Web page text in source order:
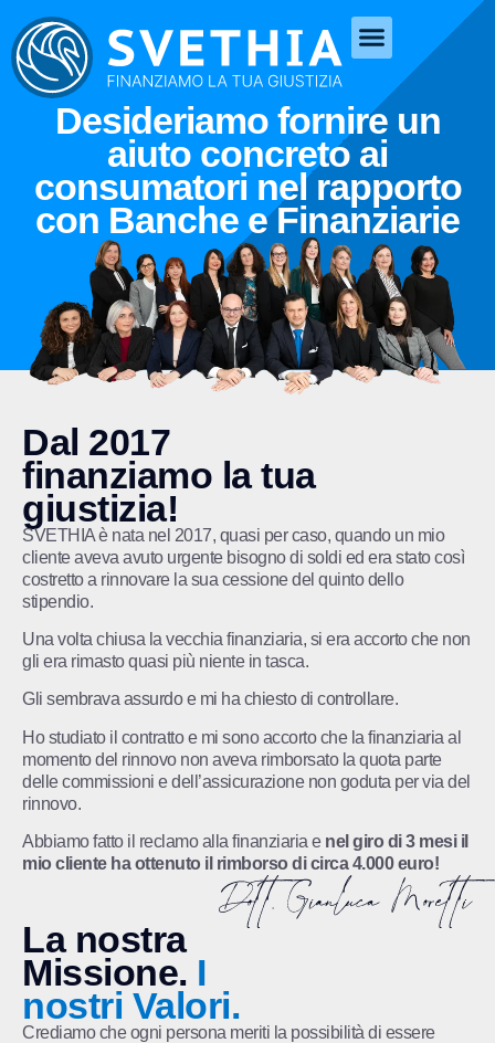
Desideriamo fornire un
aiuto concreto ai
consumatori nel rapporto
con Banche e Finanziarie
Dal 2017
finanziamo la tua
giustizia!
SVETHIA è nata nel 2017, quasi per caso, quando un mio
cliente aveva avuto urgente bisogno di soldi ed era stato così
costretto a rinnovare la sua cessione del quinto dello
stipendio.
Una volta chiusa la vecchia finanziaria, si era accorto che non
gli era rimasto quasi più niente in tasca.
Gli sembrava assurdo e mi ha chiesto di controllare.
Ho studiato il contratto e mi sono accorto che la finanziaria al
momento del rinnovo non aveva rimborsato la quota parte
delle commissioni e dell’assicurazione non goduta per via del
rinnovo.
Abbiamo fatto il reclamo alla finanziaria e nel giro di 3 mesi il
mio cliente ha ottenuto il rimborso di circa 4.000 euro!
La nostra
Missione. I
nostri Valori.
Crediamo che ogni persona meriti la possibilità di essere